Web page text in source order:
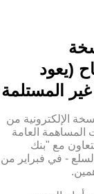
(يعود
غير المستلمة
الإلكترونية من
العامة
2015)، وذلك بالتعاون مع "بنك
- في فبراير من